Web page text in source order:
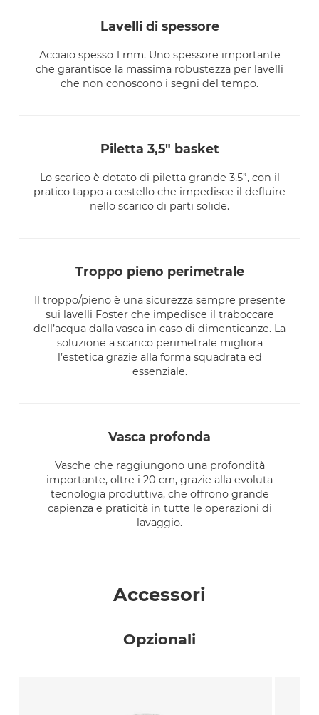
lavelli di spessore
Acciaio spesso 1 mm. Uno spessore importante
che garantisce la massima robustezza per lavelli
che non conoscono i segni del tempo.
piletta 3,5" basket
Lo scarico è dotato di piletta grande 3,5”, con il
pratico tappo a cestello che impedisce il defluire
nello scarico di parti solide.
troppo pieno perimetrale
Il troppo/pieno è una sicurezza sempre presente
sui lavelli Foster che impedisce il traboccare
dell’acqua dalla vasca in caso di dimenticanze. La
soluzione a scarico perimetrale migliora
l’estetica grazie alla forma squadrata ed
essenziale.
vasca profonda
Vasche che raggiungono una profondità
importante, oltre i 20 cm, grazie alla evoluta
tecnologia produttiva, che offrono grande
capienza e praticità in tutte le operazioni di
lavaggio.
Accessori
Opzionali